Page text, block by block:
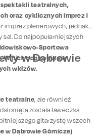
spektakli teatralnych,
oraz cyklicznych imprez i
imprez plenerowych, jednak
sal. Do najpopularniejszych
Sportowa
W nich odbywają się
widzów.
w Dąbrowie
teatralne, ale również
została ławeczka
gitarzystę wszech
w Dąbrowie Górniczej